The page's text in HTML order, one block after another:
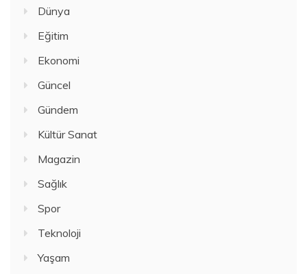
Dünya
Eğitim
Ekonomi
Güncel
Gündem
Kültür Sanat
Magazin
Sağlık
Spor
Teknoloji
Yaşam